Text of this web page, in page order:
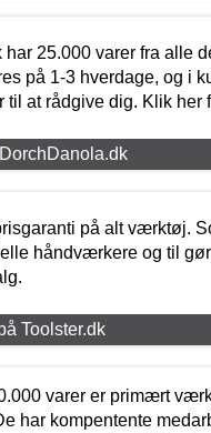
har 25.000 varer fra alle
på 1-3 hverdage, og i
til at rådgive dig. Klik her
på alt værktøj.
håndværkere og til
Toolster.dk
varer er primært
har kompentente